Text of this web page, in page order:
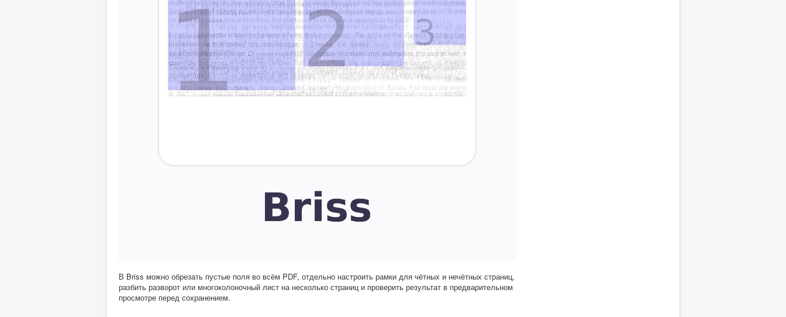
В Briss можно обрезать пустые поля во всём PDF, отдельно настроить рамки для чётных и нечётных страниц,
разбить разворот или многоколоночный лист на несколько страниц и проверить результат в предварительном
просмотре перед сохранением.